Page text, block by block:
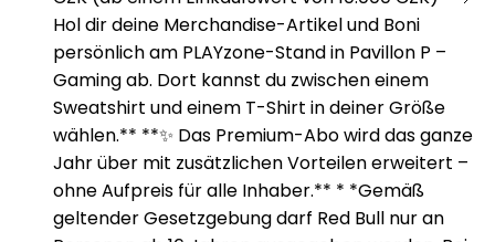
Hol dir deine Merchandise-Artikel und Boni
persönlich am PLAYzone-Stand in Pavillon P –
Gaming ab. Dort kannst du zwischen einem
Sweatshirt und einem T-Shirt in deiner Größe
wählen.** **✨ Das Premium-Abo wird das ganze
Jahr über mit zusätzlichen Vorteilen erweitert –
ohne Aufpreis für alle Inhaber.** * *Gemäß
geltender Gesetzgebung darf Red Bull nur an